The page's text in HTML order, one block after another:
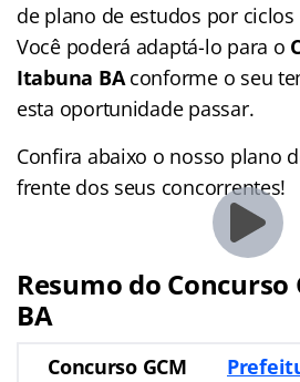
de plano de estudos por
Você poderá adaptá-lo para o
Itabuna BAconforme o seu
esta oportunidade passar.
Confira abaixo o nosso plano
frente dos seus concorrentes!
Resumo do Concurso
BA
Concurso GCM